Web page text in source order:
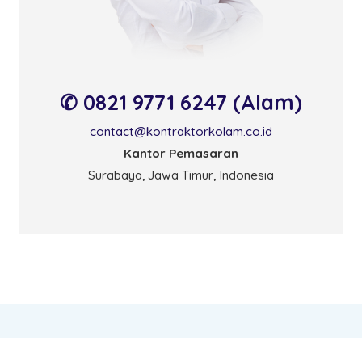
✆ 0821 9771 6247 (Alam)
contact@kontraktorkolam.co.id
Kantor Pemasaran
Surabaya, Jawa Timur, Indonesia